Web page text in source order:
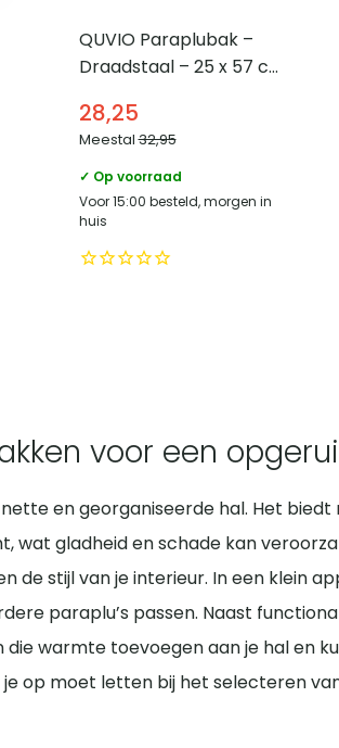
QUVIO Paraplubak –
Draadstaal – 25 x 57 cm
28,25
Meestal32,95
✓ Op voorraad
Voor 15:00 besteld, morgen in
huis
voor een
en georganiseerde hal. Het
gladheid en schade kan
de stijl van je interieur. In een
paraplu’s passen. Naast
warmte toevoegen aan je hal en
op moet letten bij het selecteren